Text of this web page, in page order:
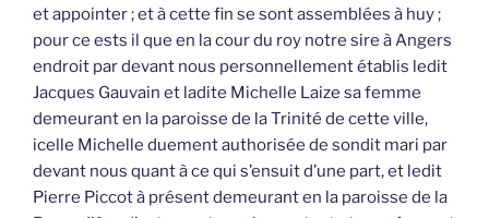
et appointer ; et à cette fin se sont assemblées à huy ;
pour ce ests il que en la cour du roy notre sire à Angers
endroit par devant nous personnellement établis ledit
Jacques Gauvain et ladite Michelle Laize sa femme
demeurant en la paroisse de la Trinité de cette ville,
icelle Michelle duement authorisée de sondit mari par
devant nous quant à ce qui s’ensuit d’une part, et ledit
Pierre Piccot à présent demeurant en la paroisse de la